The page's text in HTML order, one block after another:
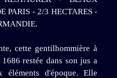
PARIS - 2/3 HECTARES -
cette gentilhommière à
restée dans son jus a
éléments d'époque. Elle